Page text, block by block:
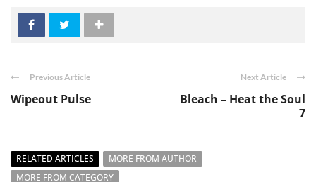
Previous Article
Wipeout Pulse
Next Article
Bleach – Heat the Soul
7
RELATED ARTICLES
MORE FROM AUTHOR
MORE FROM CATEGORY